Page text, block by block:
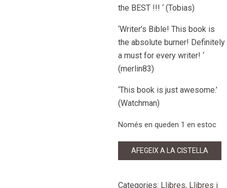
the BEST !!! ‘ (Tobias)
‘Writer’s Bible! This book is
the absolute burner! Definitely
a must for every writer! ‘
(merlin83)
‘This book is just awesome.’
(Watchman)
Només en queden 1 en estoc
quantitat
AFEGEIX A LA CISTELLA
Categories: Llibres, Llibres i